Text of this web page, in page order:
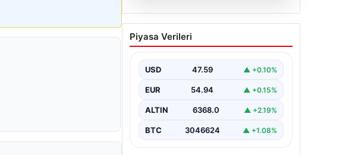
05.08.2026
Muğla Yatağan’da orman
yangını
Piyasa Verileri
USD 47.59 ▲ +0.10%
EUR 54.94 ▲ +0.15%
ALTIN 6368.0 ▲ +2.19%
BTC 3046624 ▲ +1.08%